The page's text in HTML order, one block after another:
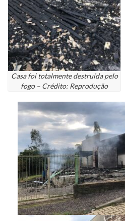
Casa foi totalmente destruída pelo
fogo – Crédito: Reprodução